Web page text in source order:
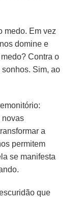
medo. Em vez
domine e
Contra o
Sim, ao
novas
a
permitem
se manifesta
que